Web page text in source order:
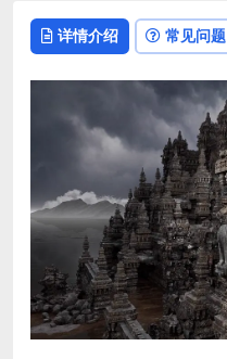
详情介绍 常见问题